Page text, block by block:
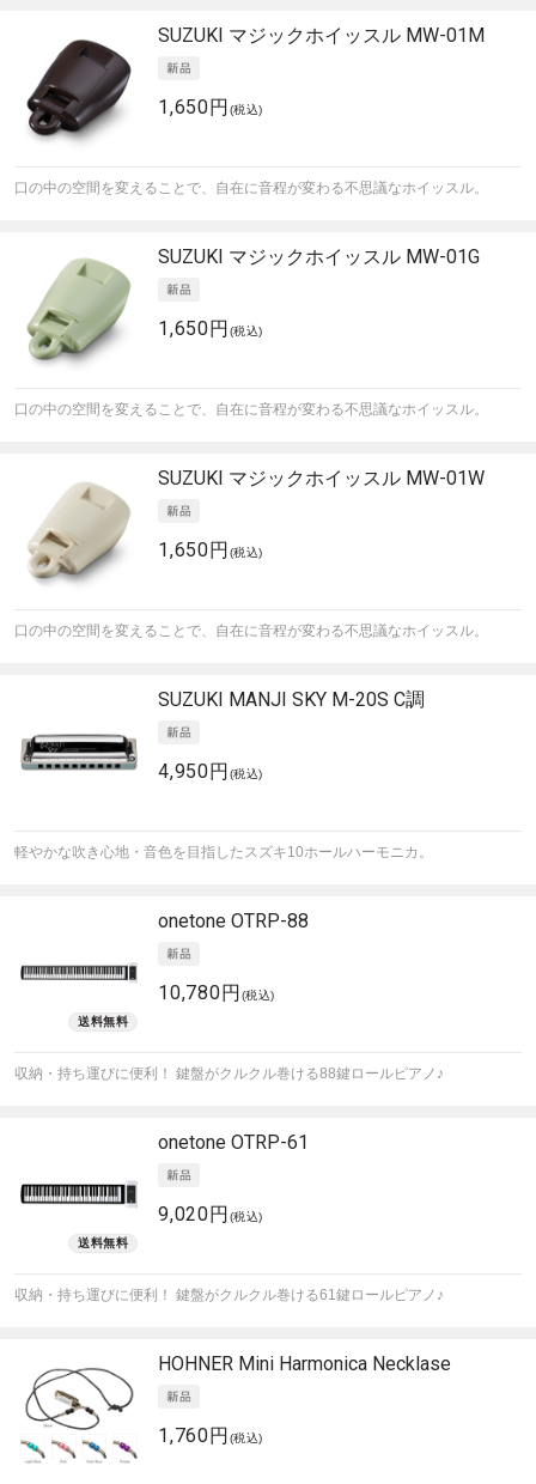
SUZUKI マジックホイッスル MW-01M
1,650円 (税込)
口の中の空間を変えることで、自在に音程が変わる不思議なホイッスル。
SUZUKI マジックホイッスル MW-01G
1,650円 (税込)
口の中の空間を変えることで、自在に音程が変わる不思議なホイッスル。
SUZUKI マジックホイッスル MW-01W
1,650円 (税込)
口の中の空間を変えることで、自在に音程が変わる不思議なホイッスル。
SUZUKI MANJI SKY M-20S C調
4,950円 (税込)
軽やかな吹き心地・音色を目指したスズキ10ホールハーモニカ。
onetone OTRP-88
10,780円 (税込)
収納・持ち運びに便利！ 鍵盤がクルクル巻ける88鍵ロールピアノ♪
onetone OTRP-61
9,020円 (税込)
収納・持ち運びに便利！ 鍵盤がクルクル巻ける61鍵ロールピアノ♪
HOHNER Mini Harmonica Necklase
1,760円 (税込)